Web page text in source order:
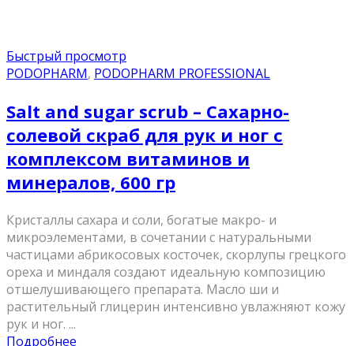
Быстрый просмотр
PODOPHARM, PODOPHARM PROFESSIONAL
Salt and sugar scrub – Сахарно-
солевой скраб для рук и ног с
комплексом витаминов и
минералов, 600 гр
Кристаллы сахара и соли, богатые макро- и
микроэлементами, в сочетании с натуральными
частицами абрикосовых косточек, скорлупы грецкого
ореха и миндаля создают идеальную композицию
отшелушивающего препарата. Масло ши и
растительный глицерин интенсивно увлажняют кожу
рук и ног. ...
Подробнее